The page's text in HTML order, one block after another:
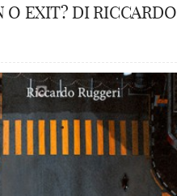
O EXIT? DI RICCARDO